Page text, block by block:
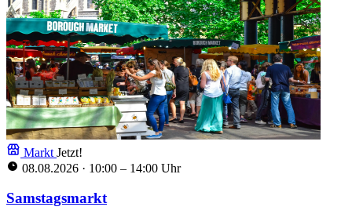
Markt Jetzt!
08.08.2026 · 10:00 – 14:00 Uhr
Samstagsmarkt